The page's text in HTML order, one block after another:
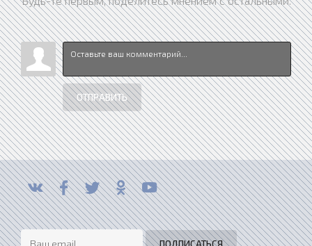
ОТПРАВИТЬ